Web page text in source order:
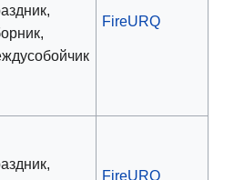
FireURQ
FireURQ